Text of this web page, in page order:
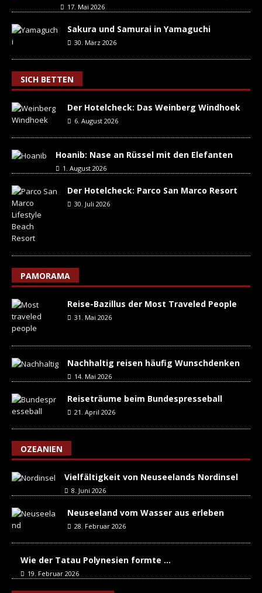
17. Mai 2026
Sakura und Samurai in Yamaguchi
30. März 2026
SICH BETTEN
Der Hotelcheck: Das Weinberg Windhoek
6. August 2026
Hoanib: Nase an Rüssel mit den Elefanten
1. August 2026
Der Hotelcheck: Parco San Marco Resort
30. Juli 2026
PAMORAMA
Reise-Bazillus der Most Traveled People
31. Mai 2026
Nachhaltig reisen häufig Wunschdenken
14. Mai 2026
Reiseträume beim Bundespresseball
21. April 2026
OZEANIEN
Vielfältigkeit von Neuseelands Nordinsel
8. Juni 2026
Neuseeland vom Wasser aus erleben
28. Februar 2026
Wie der Tatau Polynesien formte …
19. Februar 2026